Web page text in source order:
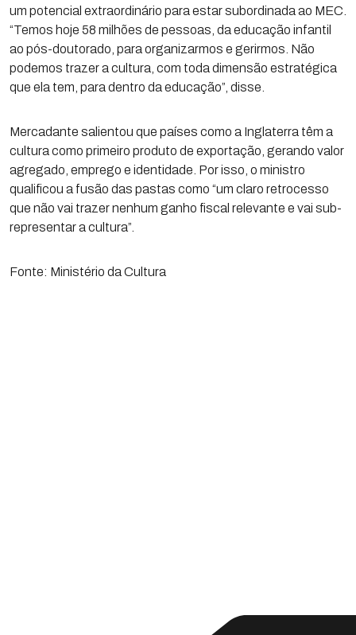
um potencial extraordinário para estar subordinada ao MEC.
“Temos hoje 58 milhões de pessoas, da educação infantil
ao pós-doutorado, para organizarmos e gerirmos. Não
podemos trazer a cultura, com toda dimensão estratégica
que ela tem, para dentro da educação”, disse.
Mercadante salientou que países como a Inglaterra têm a
cultura como primeiro produto de exportação, gerando valor
agregado, emprego e identidade. Por isso, o ministro
qualificou a fusão das pastas como “um claro retrocesso
que não vai trazer nenhum ganho fiscal relevante e vai sub-
representar a cultura”.
Fonte: Ministério da Cultura